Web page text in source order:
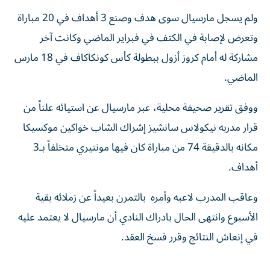
ولم يسجل مارسيال سوى هدف وصنع 3 أهداف في 20 مباراة
وتعرض لإصابة في الكتف في فبراير الماضي وكانت آخر
مشاركة له أمام كروز أزول ببطولة كأس كونكاكاف في 18 مارس
الماضي.
ووفق تقرير صحيفة محلية، عبر مارسيال عن استيائه علناً من
قرار مدربه نيكولاس سانشيز إشراك الشاب خواكين موكسيكا
مكانه بالدقيقة 74 من مباراة كان فيها مونتيري متخلفاً بـ3
أهداف.
وعاقب المدرب لاعبه وأمره بالتمرن بعيداً عن زملائه بقية
الأسبوع وانتهى الحال بادراك النادي أن مارسيال لا يعتمد عليه
في إنعاش النتائج وقرر فسخ العقد.